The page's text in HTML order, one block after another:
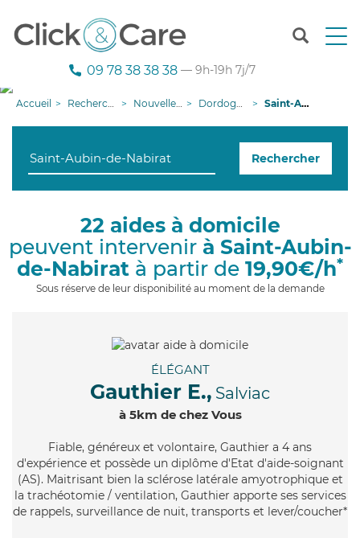
T
n
g
i
o
n
09 78 38 38 38 — 9h-19h 7j/7
Accueil Recherche aide à domicile Nouvelle-Aquitaine Dordogne Saint-Aubin-de-Nabirat
Rechercher
22 aides à domicile
peuvent intervenir à Saint-Aubin-
de-Nabirat à partir de 19,90€/h*
Sous réserve de leur disponibilité au moment de la demande
ÉLÉGANT
Gauthier E., Salviac
à 5km de chez Vous
Fiable, généreux et volontaire, Gauthier a 4 ans
d'expérience et possède un diplôme d'Etat d'aide-soignant
(AS). Maitrisant bien la sclérose latérale amyotrophique et
la trachéotomie / ventilation, Gauthier apporte ses services
de rappels, surveillance de nuit, transports et lever/coucher*